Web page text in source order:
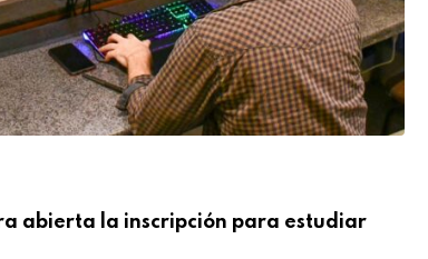
abierta la inscripción para estudiar